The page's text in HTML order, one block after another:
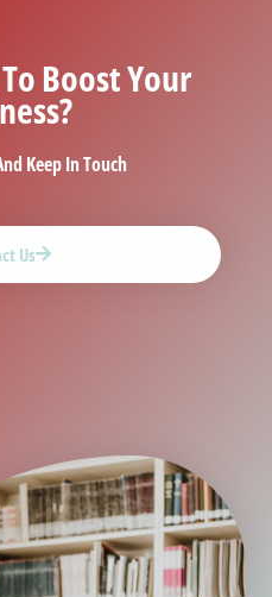
Boost Your
Keep In Touch
Us